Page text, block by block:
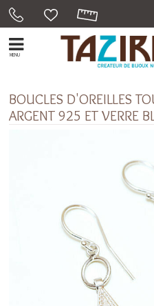
MENU
BOUCLES D'OREILLES
ARGENT 925 ET VERRE